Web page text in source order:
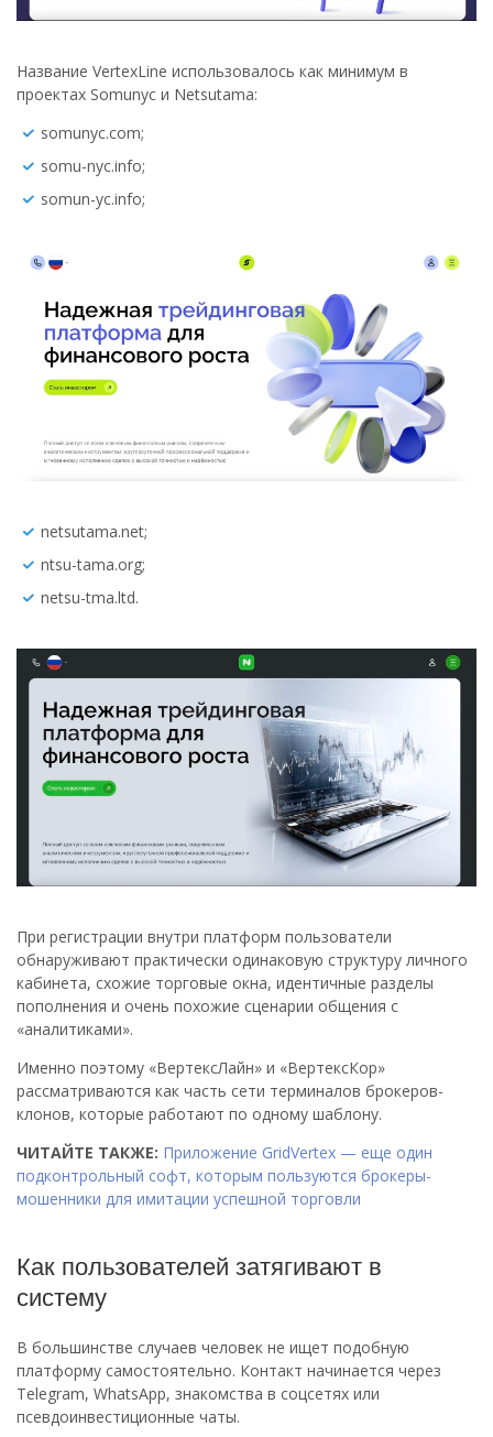
Название VertexLine использовалось как минимум в
проектах Somunyc и Netsutama:
somunyc.com;
somu-nyc.info;
somun-yc.info;
netsutama.net;
ntsu-tama.org;
netsu-tma.ltd.
При регистрации внутри платформ пользователи
обнаруживают практически одинаковую структуру личного
кабинета, схожие торговые окна, идентичные разделы
пополнения и очень похожие сценарии общения с
«аналитиками».
Именно поэтому «ВертексЛайн» и «ВертексКор»
рассматриваются как часть сети терминалов брокеров-
клонов, которые работают по одному шаблону.
ЧИТАЙТЕ ТАКЖЕ: Приложение GridVertex — еще один
подконтрольный софт, которым пользуются брокеры-
мошенники для имитации успешной торговли
Как пользователей затягивают в
систему
В большинстве случаев человек не ищет подобную
платформу самостоятельно. Контакт начинается через
Telegram, WhatsApp, знакомства в соцсетях или
псевдоинвестиционные чаты.